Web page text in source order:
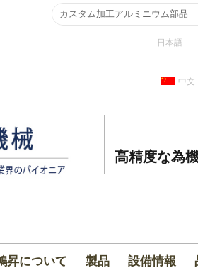
日本語
中文
高精度な為
昇について 製品 設備情報